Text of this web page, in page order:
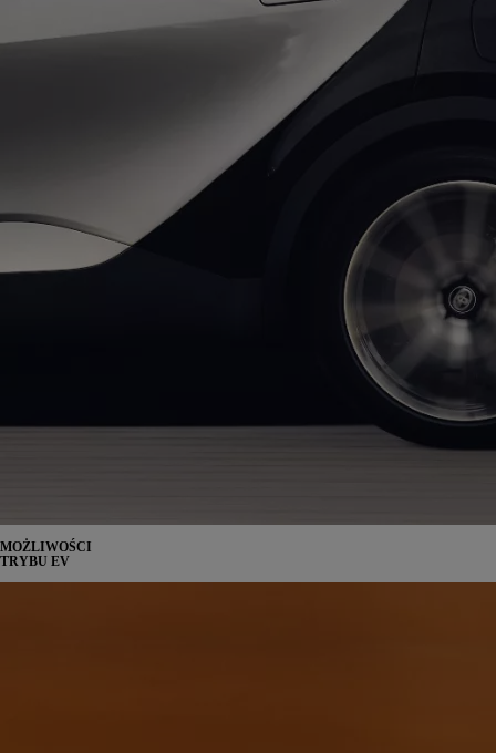
MOŻLIWOŚCI
TRYBU EV